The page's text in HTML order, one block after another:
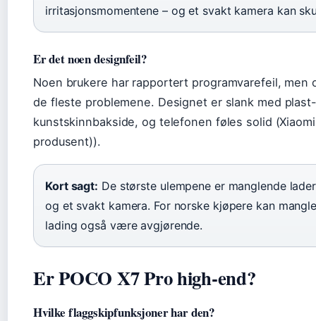
irritasjonsmomentene – og et svakt kamera kan
Er det noen designfeil?
Noen brukere har rapportert programvarefeil, men
de fleste problemene. Designet er slank med
kunstskinnbakside, og telefonen føles solid
produsent)).
Kort sagt: De største ulempene er manglende
og et svakt kamera. For norske kjøpere kan
lading også være avgjørende.
Er POCO X7 Pro high-end?
Hvilke flaggskipfunksjoner har den?